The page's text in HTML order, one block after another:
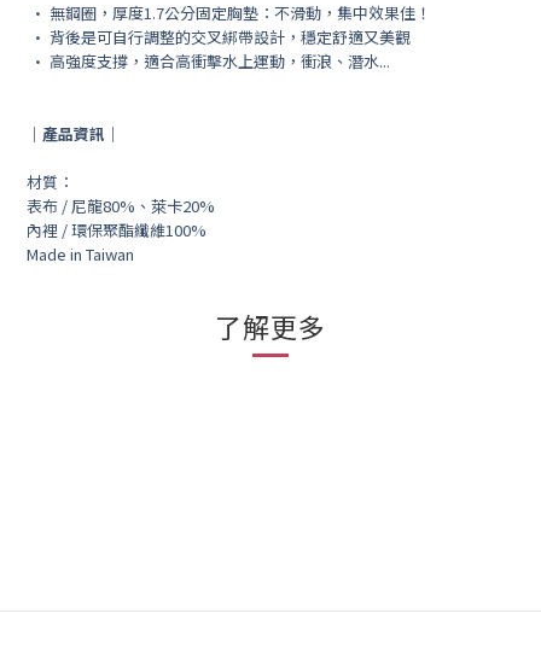
• 無鋼圈，厚度1.7公分固定胸墊：不滑動，集中效果佳！
• 背後是可自行調整的交叉綁帶設計，穩定舒適又美觀
• 高強度支撐，適合高衝擊水上運動，衝浪、潛水...
｜產品資訊｜
材質：
表布 / 尼龍80%、萊卡20%
內裡 / 環保聚酯纖維100%
Made in Taiwan
了解更多